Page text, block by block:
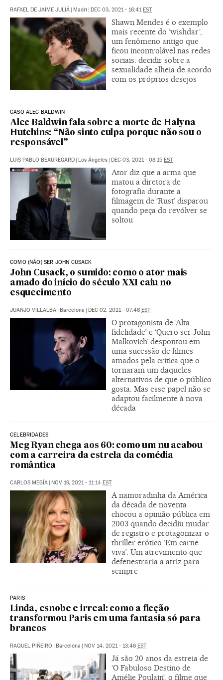
RAFAEL DE JAIME JULIÁ Madri DEC 03, 2021 - 16:41 EST
Shawn Mendes é o exemplo
mais recente do ‘wishdar’,
um fenômeno antigo que
ficou incontrolável nas redes
sociais: decidir sobre a
sexualidade alheia de acordo
com os próprios desejos
CASO ALEC BALDWIN
Alec Baldwin fala sobre a morte de Halyna
Hutchins: “Não sinto culpa porque não sou o
responsável”
LUIS PABLO BEAUREGARD Los Ángeles DEC 03, 2021 - 08:15 EST
Ator diz que a arma que
matou a diretora de
fotografia durante a
filmagem de ‘Rust’ disparou
quando peça do revólver se
soltou
COMO (NÃO) SER JOHN CUSACK
John Cusack, o sumido: como o ator mais
amado do início do século XXI caiu no
esquecimento
JUANJO VILLALBA Barcelona DEC 02, 2021 - 07:46 EST
O protagonista de ‘Alta
fidelidade’ e ‘Quero ser John
Malkovich’ despontou em
uma sucessão de filmes
amados pela crítica que o
tornaram um daqueles
alternativos de que o público
gosta. Mas esse papel não se
adaptou facilmente à nova
década
CELEBRIDADES
Meg Ryan chega aos 60: como um nu acabou
com a carreira da estrela da comédia
romântica
CARLOS MEGÍA NOV 19, 2021 - 11:14 EST
A namoradinha da América
da década de noventa
chocou a opinião pública em
2003 quando decidiu mudar
de registro e protagonizar o
thriller erótico ‘Em carne
viva’. Um atrevimento que
defenestraria a atriz para
sempre
PARIS
Linda, esnobe e irreal: como a ficção
transformou Paris em uma fantasia só para
brancos
RAQUEL PIÑEIRO Barcelona NOV 14, 2021 - 13:46 EST
Já são 20 anos da estreia de
‘O Fabuloso Destino de
Amélie Poulain’, o filme que